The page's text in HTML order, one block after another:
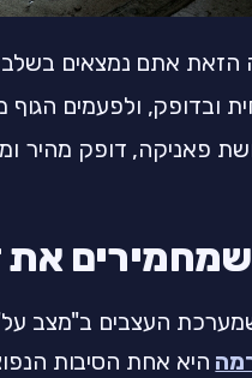
ובדופק, ולפעמים
פאניקה, דופק מהיר
העצבים ב"מצב על"
היא אחת הסיבות